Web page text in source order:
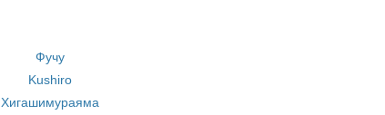
Фучу
Kushiro
Хигашимураяма